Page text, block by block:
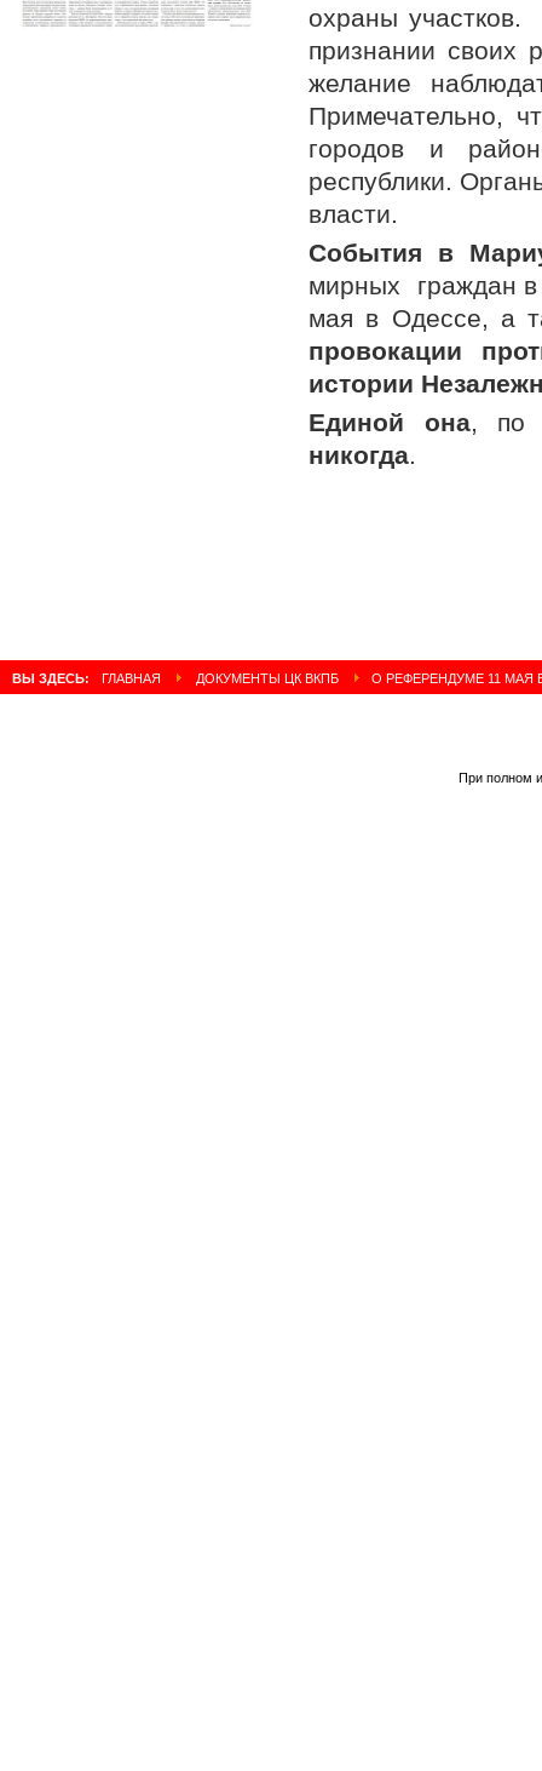
охраны участков.
признании своих
желание
Примечательно,
городов и
республики.
власти.
События в
мирных граждан в
мая в Одессе, а
провокации
истории
Единой она, по
никогда.
ВЫ ЗДЕСЬ: ГЛАВНАЯ ДОКУМЕНТЫ ЦК ВКПБ О РЕФЕРЕНДУМЕ 11 МАЯ
При полном